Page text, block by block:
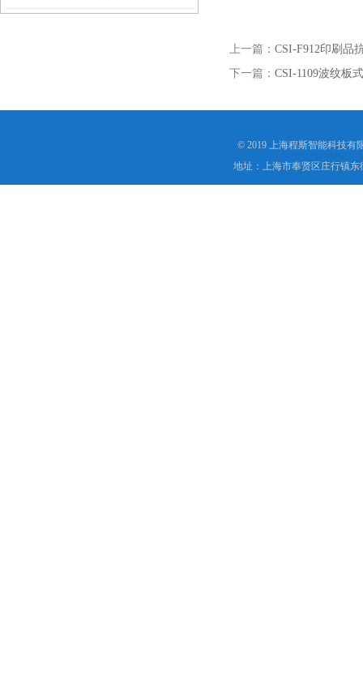
上一篇： CSI-F912印刷品
下一篇： CSI-1109波纹板
© 2019 上海程斯智能科技有
地址：上海市奉贤区庄行镇东